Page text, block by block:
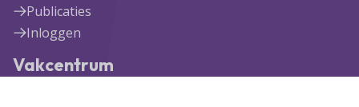
Publicaties
Inloggen
Vakcentrum